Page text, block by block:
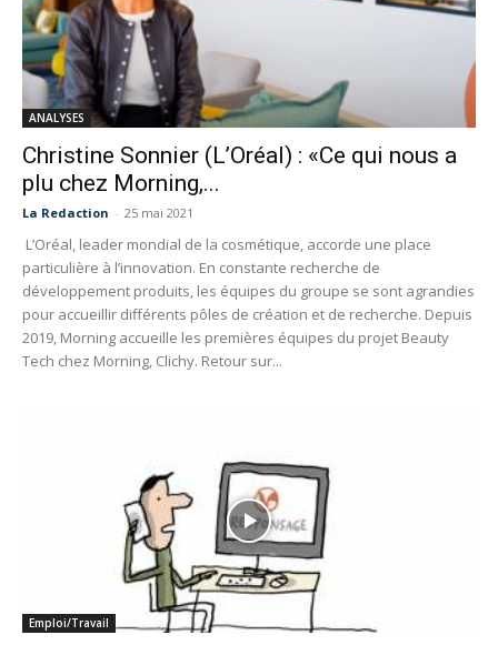
ANALYSES
Christine Sonnier (L’Oréal) : «Ce qui nous a
plu chez Morning,...
La Redaction - 25 mai 2021
L’Oréal, leader mondial de la cosmétique, accorde une place
particulière à l’innovation. En constante recherche de
développement produits, les équipes du groupe se sont agrandies
pour accueillir différents pôles de création et de recherche. Depuis
2019, Morning accueille les premières équipes du projet Beauty
Tech chez Morning, Clichy. Retour sur...
Emploi/Travail